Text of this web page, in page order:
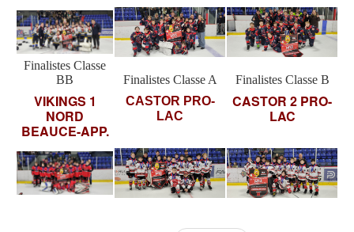
Finalistes Classe
BB
VIKINGS 1
NORD
BEAUCE-APP.
Finalistes Classe A
CASTOR PRO-
LAC
Finalistes Classe B
CASTOR 2 PRO-
LAC